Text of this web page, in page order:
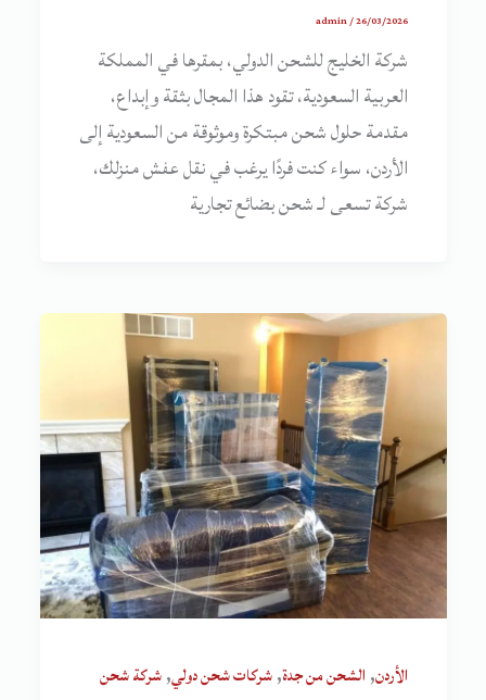
admin/26/03/2026
شركة الخليج للشحن الدولي، بمقرها في المملكة
العربية السعودية، تقود هذا المجال بثقة وإبداع،
مقدمة حلول شحن مبتكرة وموثوقة من السعودية إلى
الأردن، سواء كنت فردًا يرغب في نقل عفش منزلك،
شركة تسعى لـ شحن بضائع تجارية
الأردن, الشحن من جدة,شركات شحن دولي,شركة شحن